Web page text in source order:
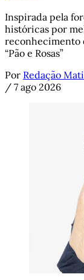
Inspirada pela
históricas por
reconhecimento
“Pão e Rosas”
Por Redação
/ 7 ago 2026